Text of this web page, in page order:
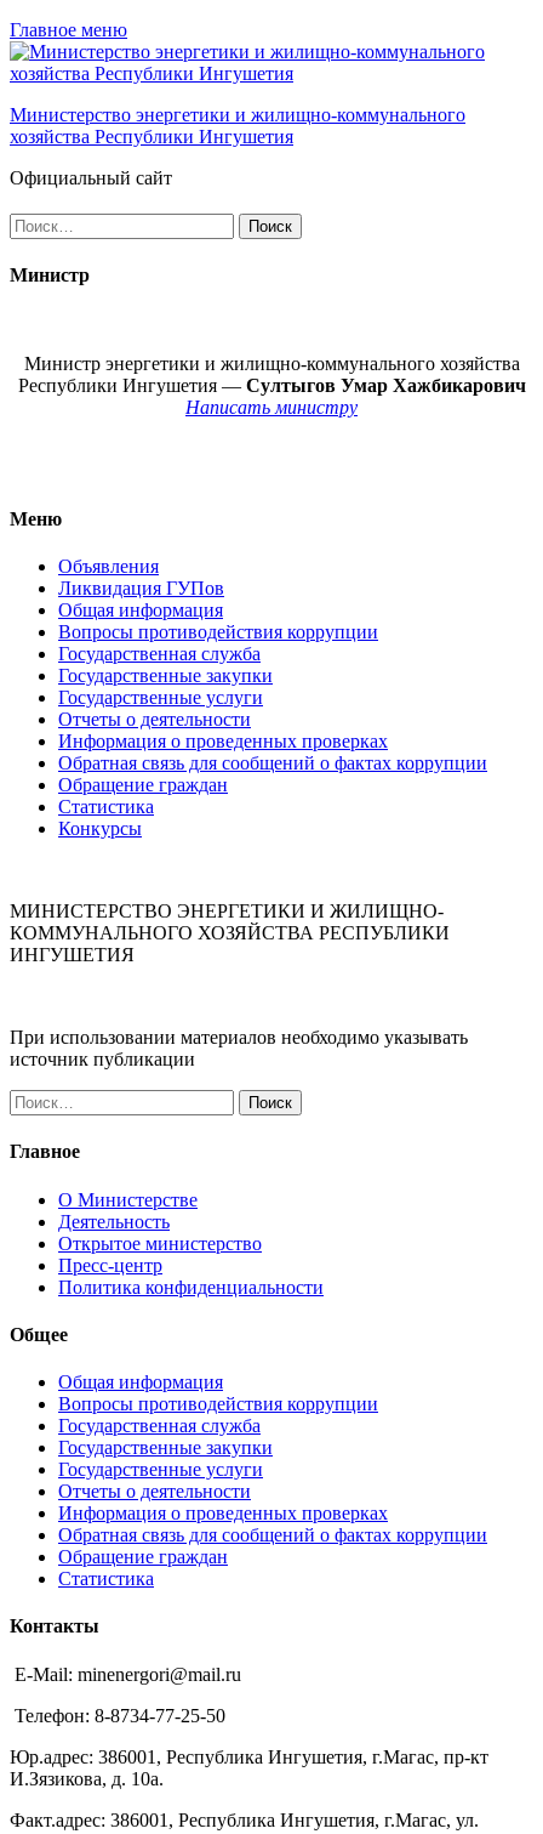
Главное меню
Министерство энергетики и жилищно-коммунального
хозяйства Республики Ингушетия
Официальный сайт
Найти:
Министр
Министр энергетики и жилищно-коммунального хозяйства
Республики Ингушетия — Султыгов Умар Хажбикарович
Написать министру
Меню
Объявления
Ликвидация ГУПов
Общая информация
Вопросы противодействия коррупции
Государственная служба
Государственные закупки
Государственные услуги
Отчеты о деятельности
Информация о проведенных проверках
Обратная связь для сообщений о фактах коррупции
Обращение граждан
Статистика
Конкурсы
МИНИСТЕРСТВО ЭНЕРГЕТИКИ И ЖИЛИЩНО-
КОММУНАЛЬНОГО ХОЗЯЙСТВА РЕСПУБЛИКИ
ИНГУШЕТИЯ
При использовании материалов необходимо указывать
источник публикации
Найти:
Главное
О Министерстве
Деятельность
Открытое министерство
Пресс-центр
Политика конфиденциальности
Общее
Общая информация
Вопросы противодействия коррупции
Государственная служба
Государственные закупки
Государственные услуги
Отчеты о деятельности
Информация о проведенных проверках
Обратная связь для сообщений о фактах коррупции
Обращение граждан
Статистика
Контакты
E-Mail: minenergori@mail.ru
Телефон: 8-8734-77-25-50
Юр.адрес: 386001, Республика Ингушетия, г.Магас, пр-кт
И.Зязикова, д. 10а.
Факт.адрес: 386001, Республика Ингушетия, г.Магас, ул.